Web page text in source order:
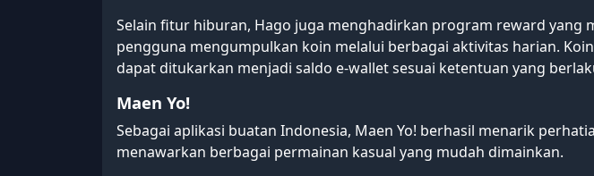
Selain fitur hiburan, Hago juga menghadirkan program reward yang
pengguna mengumpulkan koin melalui berbagai aktivitas harian.
dapat ditukarkan menjadi saldo e-wallet sesuai ketentuan yang
Maen Yo!
Sebagai aplikasi buatan Indonesia, Maen Yo! berhasil menarik
menawarkan berbagai permainan kasual yang mudah dimainkan.